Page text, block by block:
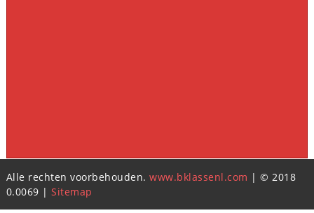
Alle rechten voorbehouden.www.bklassenl.com | © 2018
0.0069 |Sitemap